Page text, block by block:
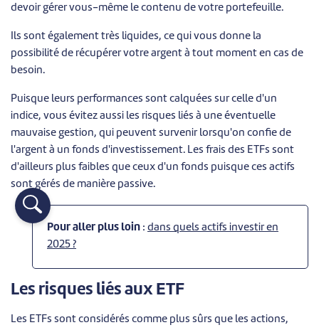
devoir gérer vous-même le contenu de votre portefeuille.
Ils sont également très liquides, ce qui vous donne la
possibilité de récupérer votre argent à tout moment en cas de
besoin.
Puisque leurs performances sont calquées sur celle d'un
indice, vous évitez aussi les risques liés à une éventuelle
mauvaise gestion, qui peuvent survenir lorsqu'on confie de
l'argent à un fonds d'investissement. Les frais des ETFs sont
d'ailleurs plus faibles que ceux d'un fonds puisque ces actifs
sont gérés de manière passive.
Pour aller plus loin : dans quels actifs investir en
2025 ?
Les risques liés aux ETF
Les ETFs sont considérés comme plus sûrs que les actions,